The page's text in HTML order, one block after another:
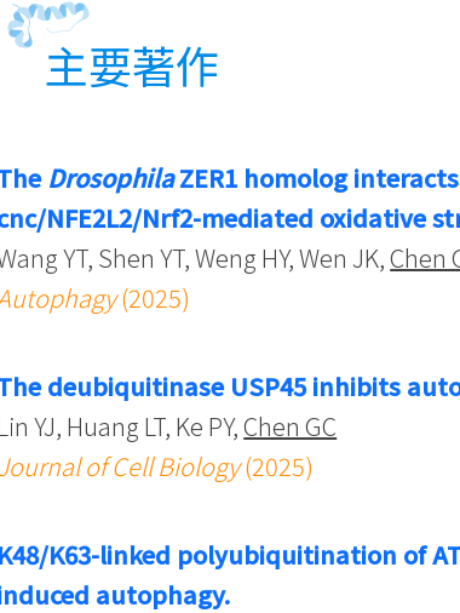
主要著作
DrosophilaZER1 homolog
NFE2L2/Nrf2-mediated oxidative
YT, Shen YT, Weng HY, Wen JK,Chen
(2025)
deubiquitinase USP45 inhibits
YJ, Huang LT, Ke PY,Chen GC
of Cell Biology(2025)
K48/K63-linked polyubiquitination of
autophagy.